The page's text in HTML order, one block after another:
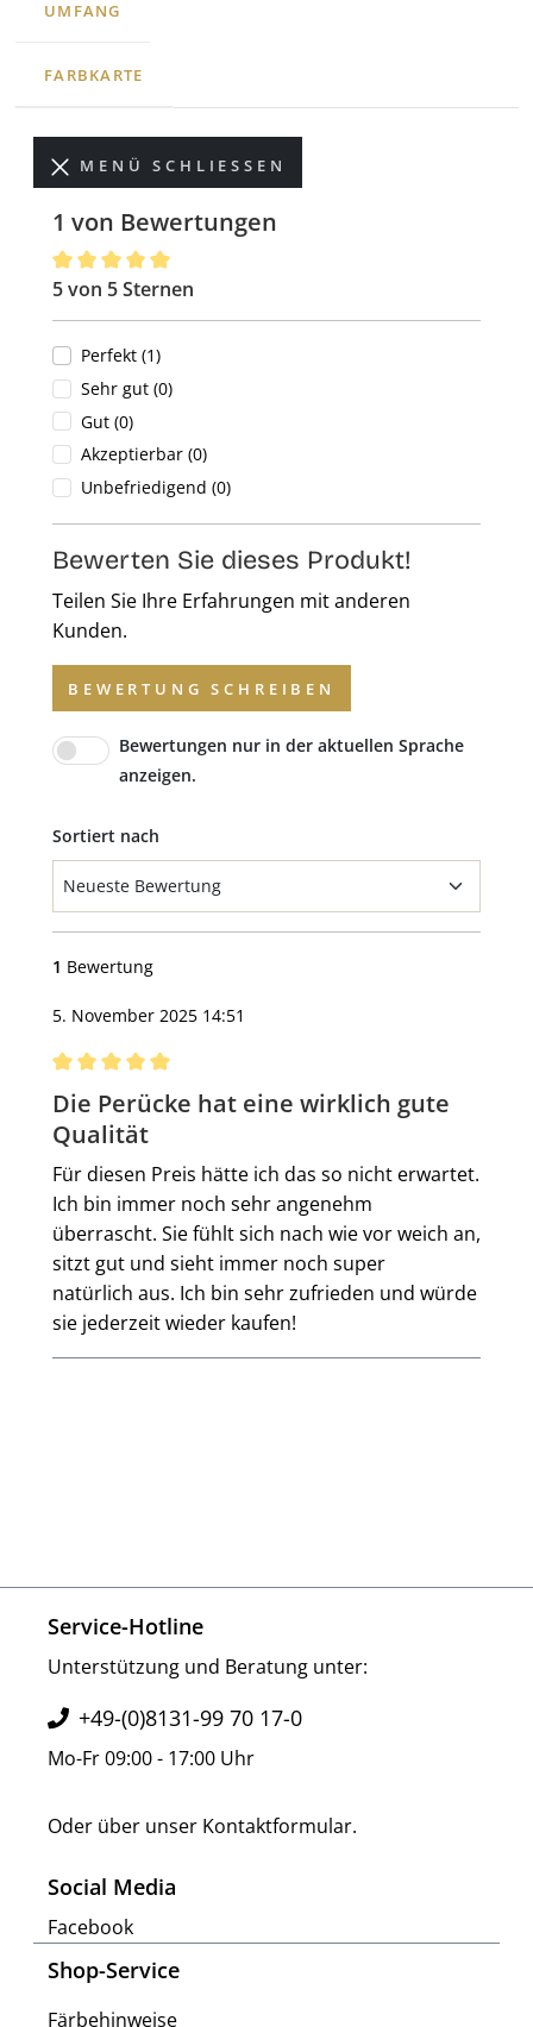
UMFANG
FARBKARTE
MENÜ SCHLIESSEN
1 von Bewertungen
Durchschnittliche Bewertung von 5 von 5 Sternen
5 von 5 Sternen
Perfekt (1)
Sehr gut (0)
Gut (0)
Akzeptierbar (0)
Unbefriedigend (0)
Bewerten Sie dieses Produkt!
Teilen Sie Ihre Erfahrungen mit anderen
Kunden.
BEWERTUNG SCHREIBEN
Bewertungen nur in der aktuellen Sprache
anzeigen.
Sortiert nach
1 Bewertung
5. November 2025 14:51
Bewertung mit 5 von 5 Sternen
Die Perücke hat eine wirklich gute
Qualität
Für diesen Preis hätte ich das so nicht erwartet.
Ich bin immer noch sehr angenehm
überrascht. Sie fühlt sich nach wie vor weich an,
sitzt gut und sieht immer noch super
natürlich aus. Ich bin sehr zufrieden und würde
sie jederzeit wieder kaufen!
Service-Hotline
Unterstützung und Beratung unter:
+49-(0)8131-99 70 17-0
Mo-Fr 09:00 - 17:00 Uhr
Oder über unser Kontaktformular.
Social Media
Facebook
Shop-Service
Färbehinweise